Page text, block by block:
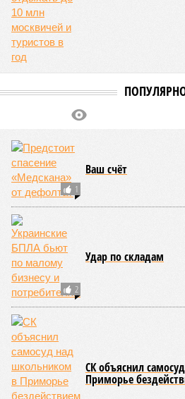
1
Ваш счёт
2
Удар по складам
СК объяснил
Приморье